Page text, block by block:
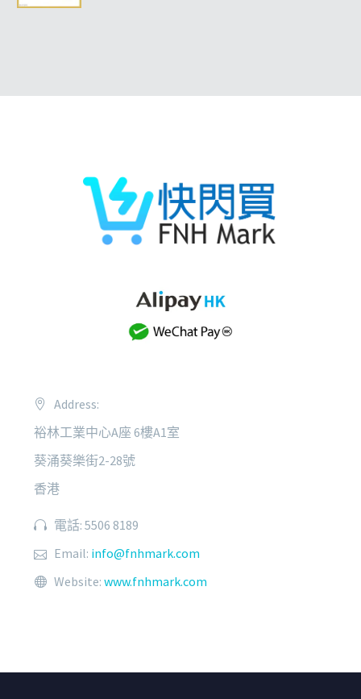
Address:
裕林工業中心A座 6樓A1室
葵涌葵樂街2-28號
香港
電話: 5506 8189
Email: info@fnhmark.com
Website: www.fnhmark.com